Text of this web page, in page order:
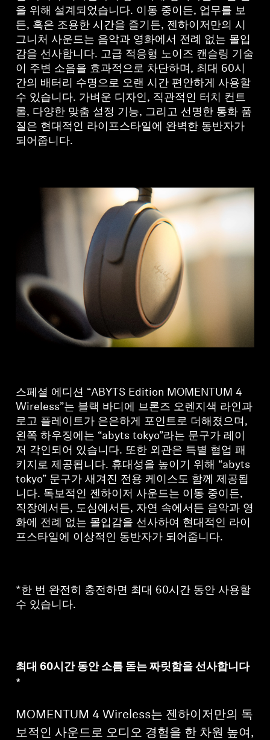
을 위해 설계되었습니다. 이동 중이든, 업무를 보
든, 혹은 조용한 시간을 즐기든, 젠하이저만의 시
그니처 사운드는 음악과 영화에서 전례 없는 몰입
감을 선사합니다. 고급 적응형 노이즈 캔슬링 기술
이 주변 소음을 효과적으로 차단하며, 최대 60시
간의 배터리 수명으로 오랜 시간 편안하게 사용할
수 있습니다. 가벼운 디자인, 직관적인 터치 컨트
롤, 다양한 맞춤 설정 기능, 그리고 선명한 통화 품
질은 현대적인 라이프스타일에 완벽한 동반자가
되어줍니다.
스페셜 에디션 “ABYTS Edition MOMENTUM 4
Wireless”는 블랙 바디에 브론즈 오렌지색 라인과
로고 플레이트가 은은하게 포인트로 더해졌으며,
왼쪽 하우징에는 “abyts tokyo”라는 문구가 레이
저 각인되어 있습니다. 또한 외관은 특별 협업 패
키지로 제공됩니다. 휴대성을 높이기 위해 “abyts
tokyo” 문구가 새겨진 전용 케이스도 함께 제공됩
니다. 독보적인 젠하이저 사운드는 이동 중이든,
직장에서든, 도심에서든, 자연 속에서든 음악과 영
화에 전례 없는 몰입감을 선사하여 현대적인 라이
프스타일에 이상적인 동반자가 되어줍니다.
*한 번 완전히 충전하면 최대 60시간 동안 사용할
수 있습니다.
최대 60시간 동안 소름 돋는 짜릿함을 선사합니다
*
MOMENTUM 4 Wireless는 젠하이저만의 독
보적인 사운드로 오디오 경험을 한 차원 높여,